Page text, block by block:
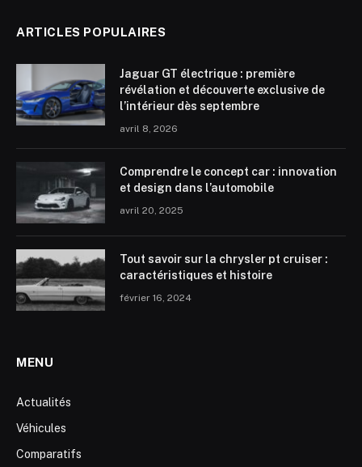
ARTICLES POPULAIRES
Jaguar GT électrique : première
révélation et découverte exclusive de
l’intérieur dès septembre
avril 8, 2026
Comprendre le concept car : innovation
et design dans l’automobile
avril 20, 2025
Tout savoir sur la chrysler pt cruiser :
caractéristiques et histoire
février 16, 2024
MENU
Actualités
Véhicules
Comparatifs